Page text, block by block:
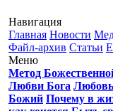
Навигация
Главная Новости
Файл-архив Статьи
Меню
Метод
Любви Бога
Божий Почему в